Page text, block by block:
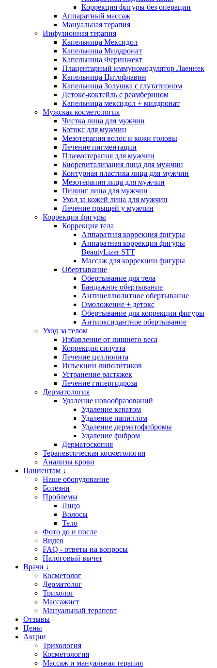
Коррекция фигуры без операции
Аппаратный массаж
Мануальная терапия
Инфузионная терапия
Капельница Мексидол
Капельница Милдронат
Капельница Феринжект
Плацентарный иммуномодулятор Лаеннек
Капельница Цитофлавин
Капельница Золушка с глутатионом
Детокс-коктейль с реамберином
Капельница мексидол + милдронат
Мужская косметология
Чистка лица для мужчин
Ботокс для мужчин
Мезотерапия волос и кожи головы
Лечение пигментации
Плазмотерапия для мужчин
Биоревитализация лица для мужчин
Контурная пластика лица для мужчин
Мезотерапия лица для мужчин
Пилинг лица для мужчин
Уход за кожей лица для мужчин
Лечение прыщей у мужчин
Коррекция фигуры
Коррекция тела
Аппаратная коррекция фигуры
Аппаратная коррекция фигуры
BeautyLizer STT
Массаж для коррекции фигуры
Обертывание
Обертывание для тела
Бандажное обертывание
Антицеллюлитное обертывание
Омоложение + детокс
Обертывание для коррекции фигуры
Антиоксидантное обертывание
Уход за телом
Избавление от лишнего веса
Коррекция силуэта
Лечение целлюлита
Инъекции липолитиков
Устранение растяжек
Лечение гипергидроза
Дерматология
Удаление новообразований
Удаление кератом
Удаление папиллом
Удаление дерматофибромы
Удаление фибром
Дерматоскопия
Терапевтическая косметология
Анализы крови
Пациентам ↓
Наше оборудование
Болезни
Проблемы
Лицо
Волосы
Тело
Фото до и после
Видео
FAQ - ответы на вопросы
Налоговый вычет
Врачи ↓
Косметолог
Дерматолог
Трихолог
Массажист
Мануальный терапевт
Отзывы
Цены
Акции
Трихология
Косметология
Массаж и мануальная терапия